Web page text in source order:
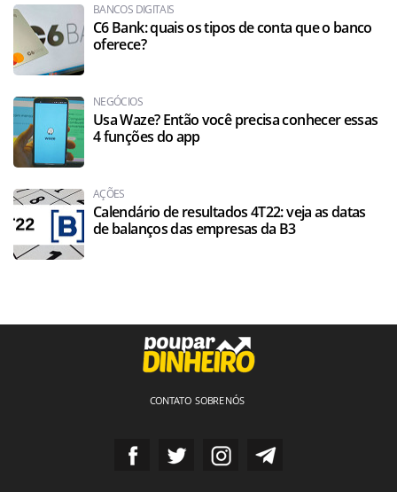
BANCOS DIGITAIS
C6 Bank: quais os tipos de conta que o banco
oferece?
NEGÓCIOS
Usa Waze? Então você precisa conhecer essas
4 funções do app
AÇÕES
Calendário de resultados 4T22: veja as datas
de balanços das empresas da B3
CONTATO SOBRE NÓS